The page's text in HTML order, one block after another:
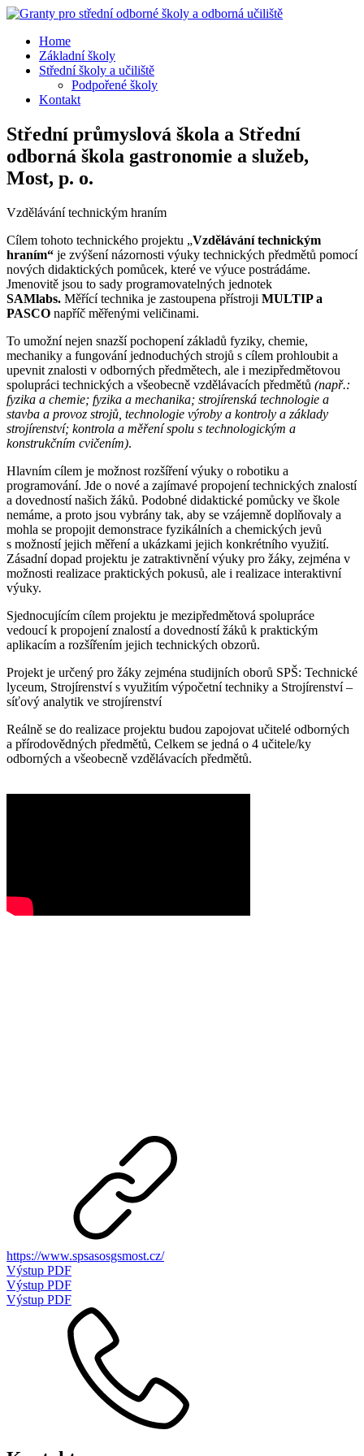
Home
Základní školy
Střední školy a učiliště
Podpořené školy
Kontakt
Střední průmyslová škola a Střední
odborná škola gastronomie a služeb,
Most, p. o.
Vzdělávání technickým hraním
Cílem tohoto technického projektu „Vzdělávání technickým
hraním“ je zvýšení názornosti výuky technických předmětů pomocí
nových didaktických pomůcek, které ve výuce postrádáme.
Jmenovitě jsou to sady programovatelných jednotek
SAMlabs. Měřící technika je zastoupena přístroji MULTIP a
PASCO napříč měřenými veličinami.
To umožní nejen snazší pochopení základů fyziky, chemie,
mechaniky a fungování jednoduchých strojů s cílem prohloubit a
upevnit znalosti v odborných předmětech, ale i mezipředmětovou
spolupráci technických a všeobecně vzdělávacích předmětů (např.:
fyzika a chemie; fyzika a mechanika; strojírenská technologie a
stavba a provoz strojů, technologie výroby a kontroly a základy
strojírenství; kontrola a měření spolu s technologickým a
konstrukčním cvičením).
Hlavním cílem je možnost rozšíření výuky o robotiku a
programování. Jde o nové a zajímavé propojení technických znalostí
a dovedností našich žáků. Podobné didaktické pomůcky ve škole
nemáme, a proto jsou vybrány tak, aby se vzájemně doplňovaly a
mohla se propojit demonstrace fyzikálních a chemických jevů
s možností jejich měření a ukázkami jejich konkrétního využití.
Zásadní dopad projektu je zatraktivnění výuky pro žáky, zejména v
možnosti realizace praktických pokusů, ale i realizace interaktivní
výuky.
Sjednocujícím cílem projektu je mezipředmětová spolupráce
vedoucí k propojení znalostí a dovedností žáků k praktickým
aplikacím a rozšířením jejich technických obzorů.
Projekt je určený pro žáky zejména studijních oborů SPŠ: Technické
lyceum, Strojírenství s využitím výpočetní techniky a Strojírenství –
síťový analytik ve strojírenství
Reálně se do realizace projektu budou zapojovat učitelé odborných
a přírodovědných předmětů, Celkem se jedná o 4 učitele/ky
odborných a všeobecně vzdělávacích předmětů.
https://www.spsasosgsmost.cz/
Výstup PDF
Výstup PDF
Výstup PDF